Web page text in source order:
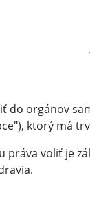
orgánov
ktorý má
práva voliť je